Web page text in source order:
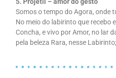
Somos o tempo do Agora, onde
No meio do labirinto que recebo
Concha, e vivo por Amor, no lar
pela beleza Rara, nesse Labirinto;